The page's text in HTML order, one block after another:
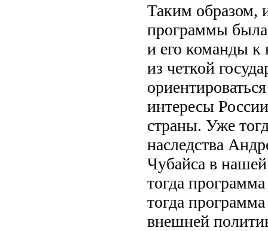
Таким образом,
программы
и его команды к
из четкой
интересы
страны. Уже
наследства
Чубайса в
тогда
тогда
внешней